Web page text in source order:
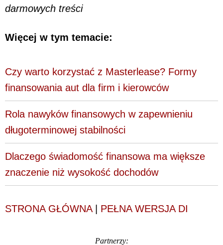
darmowych treści
Więcej w tym temacie:
Czy warto korzystać z Masterlease? Formy
finansowania aut dla firm i kierowców
Rola nawyków finansowych w zapewnieniu
długoterminowej stabilności
Dlaczego świadomość finansowa ma większe
znaczenie niż wysokość dochodów
STRONA GŁÓWNA| PEŁNA WERSJA DI
Partnerzy: